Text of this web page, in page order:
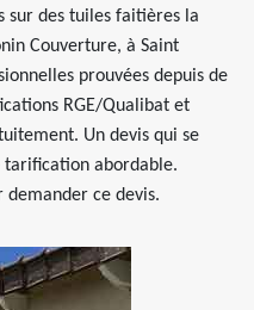
sur des tuiles faitières la
Couverture, à Saint
prouvées depuis de
RGE/Qualibat et
Un devis qui se
tarification abordable.
ce devis.